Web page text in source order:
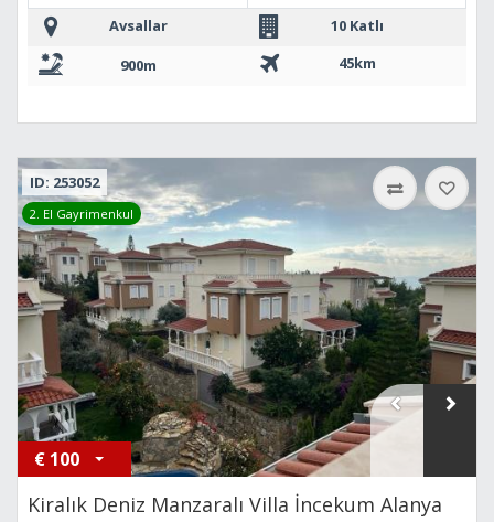
Avsallar
10 Katlı
900m
45km
ID: 253052
2. El Gayrimenkul
€ 100
Kiralık Deniz Manzaralı Villa İncekum Alanya